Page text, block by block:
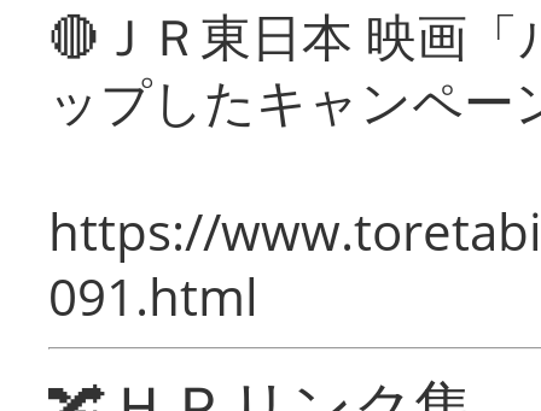
🔴ＪＲ東日本 映画
ップしたキャンペー
https://
091.html